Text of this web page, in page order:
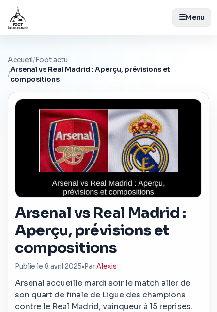
☰Menu
Accueil/Foot actu
/
Arsenal vs Real Madrid : Aperçu, prévisions et
compositions
Arsenal vs Real Madrid :
Aperçu, prévisions et
compositions
Publie le 8 avril 2025• ParAlexis
Arsenal accueille mardi soir le match aller de
son quart de finale de Ligue des champions
contre le Real Madrid, vainqueur à 15 reprises.